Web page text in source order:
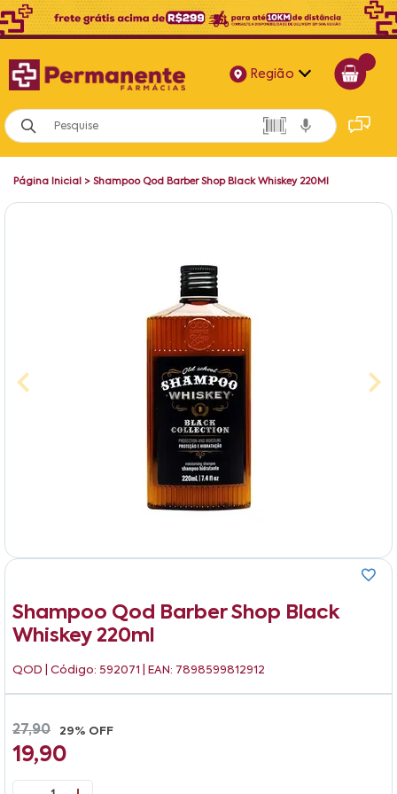
Região
Alagoas
Bahia
Página Inicial > Shampoo Qod Barber Shop Black Whiskey 220Ml
Shampoo Qod Barber Shop Black
Whiskey 220ml
QOD | Código: 592071 | EAN: 7898599812912
27,90 29% OFF
19,90